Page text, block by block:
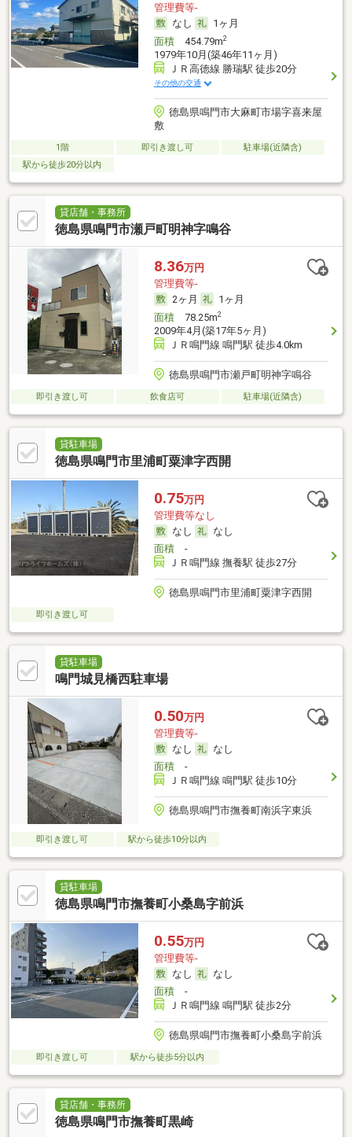
管理費等-
なし
1ヶ月
面積454.79m2
1979年10月(築46年11ヶ月)
ＪＲ高徳線 勝瑞駅 徒歩20分
その他の交通
徳島県鳴門市大麻町市場字喜来屋
敷
1階 即引き渡し可
駐車場(近隣含)
駅から徒歩20分以内
貸店舗・事務所
徳島県鳴門市瀬戸町明神字鳴谷
8.36万円
管理費等-
2ヶ月
1ヶ月
面積78.25m2
2009年4月(築17年5ヶ月)
ＪＲ鳴門線 鳴門駅 徒歩4.0km
徳島県鳴門市瀬戸町明神字鳴谷
即引き渡し可 飲食店可 駐車場(近隣含)
貸駐車場
徳島県鳴門市里浦町粟津字西開
0.75万円
管理費等なし
なし
なし
面積-
ＪＲ鳴門線 撫養駅 徒歩27分
徳島県鳴門市里浦町粟津字西開
即引き渡し可
貸駐車場
鳴門城見橋西駐車場
0.50万円
管理費等-
なし
なし
面積-
ＪＲ鳴門線 鳴門駅 徒歩10分
徳島県鳴門市撫養町南浜字東浜
即引き渡し可 駅から徒歩10分以内
貸駐車場
徳島県鳴門市撫養町小桑島字前浜
0.55万円
管理費等-
なし
なし
面積-
ＪＲ鳴門線 鳴門駅 徒歩2分
徳島県鳴門市撫養町小桑島字前浜
即引き渡し可 駅から徒歩5分以内
貸店舗・事務所
徳島県鳴門市撫養町黒崎